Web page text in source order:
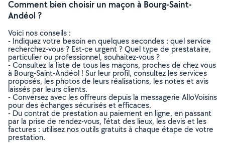
Comment bien choisir un maçon à Bourg-Saint-
Andéol ?
Voici nos conseils :
- Indiquez votre besoin en quelques secondes : quel service
recherchez-vous ? Est-ce urgent ? Quel type de prestataire,
particulier ou professionnel, souhaitez-vous ?
- Consultez la liste de tous les maçons, proches de chez vous
à Bourg-Saint-Andéol ! Sur leur profil, consultez les services
proposés, les photos de leurs réalisations, les notes et avis
laissés par leurs clients.
- Conversez avec les offreurs depuis la messagerie AlloVoisins
pour des échanges sécurisés et efficaces.
- Du contrat de prestation au paiement en ligne, en passant
par la prise de rendez-vous, l’état des lieux, les devis et les
factures : utilisez nos outils gratuits à chaque étape de votre
prestation.